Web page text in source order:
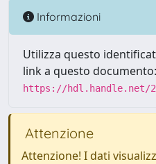
Informazioni
Utilizza questo
link a questo documento:
https://hdl.handle.net/
Attenzione
Attenzione! I dati